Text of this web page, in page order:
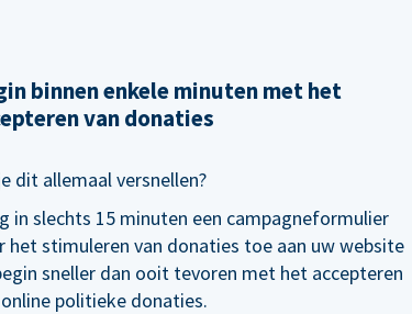
binnen enkele minuten met het
van donaties
dit allemaal versnellen?
in slechts 15 minuten een campagneformulier
het stimuleren van donaties toe aan uw website
sneller dan ooit tevoren met het accepteren
politieke donaties.